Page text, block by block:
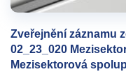
Zveřejnění záznamu
02_23_020
Mezisektorová